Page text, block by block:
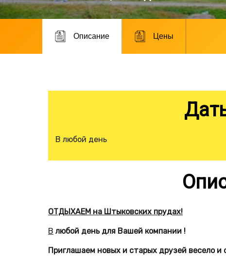
Описание Цены
В любой день
ОТДЫХАЕМ на Штыковских прудах!
В любой день для Вашей компании !
Приглашаем новых и старых друзей весело